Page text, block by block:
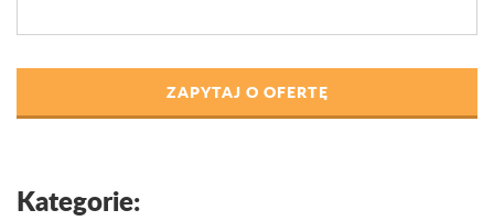
ZAPYTAJ O OFERTĘ
Kategorie: